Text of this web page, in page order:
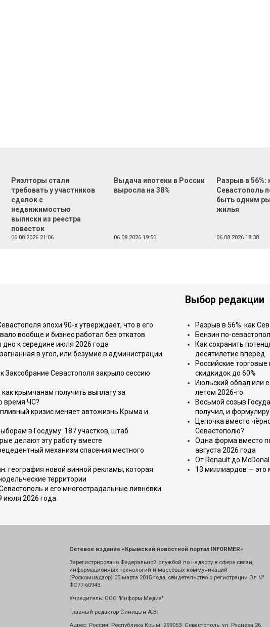
Риэлторы стали
требовать у участников
сделок с
недвижимостью
выписки из реестра
повесток
06.08.2026 21:06
Выдача ипотеки в России
выросла на 38%
06.08.2026 19:50
Разрыв в 56%:
Севастополь
быть одним
жилья
06.08.2026 18:38
эпохи 90-х утверждает, что в его
вообще и бизнес работал без откатов
к середине июля 2026 года
в угол, или безумие в администрации
Заксобрание Севастополя закрыло сессию
крымчанам получить выплату за
время ЧС?
кризис меняет автожизнь Крыма и
в Госдуму: 187 участков, штаб
делают эту работу вместе
механизм спасения местного
география новой винной рекламы, которая
территории
и его многострадальные ливнёвки
июля 2026 года
Выбор редакции
Разрыв в 56%: как
Бензин по-
Как сохранить
десятилетие вперёд
Российские
скидкидок до 60%
Июльский обвал или
летом 2026-го
Восьмой созыв
получил, и
Цепочка вместо
Севастополю?
Одна форма вместо
августа 2026 года
От Renault до
13 миллиардов — это
Сетевое издание «Крымский новостной портал INFORMER»
Зарегистрировано Федеральной службой по надзору в сфере связи,
информационных технологий и массовых коммуникаций
(Роскомнадзор) 05 марта 2015 года, свидетельство о регистрации Эл №
ФС77-60943.
Учредитель: ООО "Информ Медиа"
Главный редактор Синицын А.В.
Адрес: Россия. Республика Крым. 299053. Севастополь, ул. Руднева 26.